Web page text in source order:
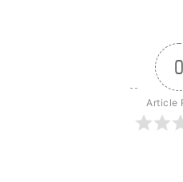
0
Article